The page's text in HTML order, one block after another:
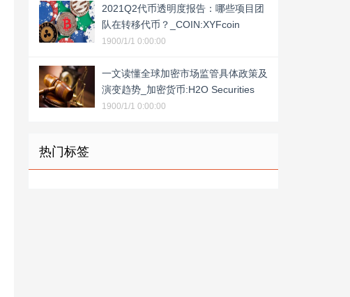
2021Q2代币透明度报告：哪些项目团
队在转移代币？_COIN:XYFcoin
1900/1/1 0:00:00
一文读懂全球加密市场监管具体政策及
演变趋势_加密货币:H2O Securities
1900/1/1 0:00:00
热门标签